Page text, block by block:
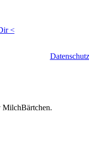
<
Datenschutz
MilchBärtchen.